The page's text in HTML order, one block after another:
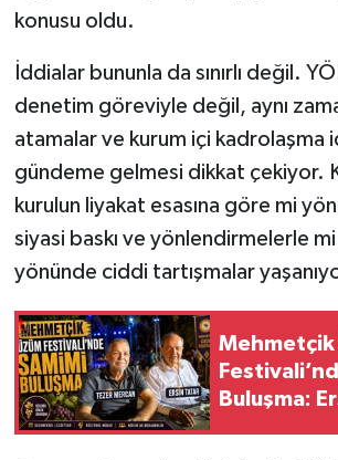
konusu oldu.
İddialar bununla da sınırlı değil.
denetim göreviyle değil, aynı
atamalar ve kurum içi kadrolaşma
gündeme gelmesi dikkat çekiyor.
kurulun liyakat esasına göre mi
siyasi baskı ve yönlendirmelerle
yönünde ciddi tartışmalar
Mehmetçik
Buluşma: